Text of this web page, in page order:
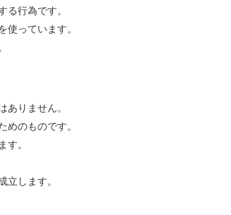
行為です。
っています。
りません。
のものです。
。
します。